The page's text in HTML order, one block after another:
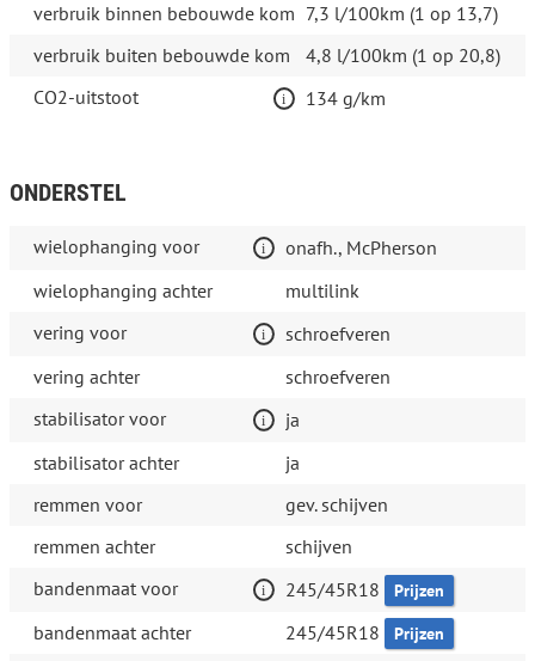
verbruik binnen bebouwde kom 7,3 l/100km (1 op 13,7)
verbruik buiten bebouwde kom
4,8 l/100km (1 op 20,8)
CO2-uitstoot
134 g/km
ONDERSTEL
wielophanging voor
onafh., McPherson
wielophanging achter
multilink
vering voor
schroefveren
vering achter
schroefveren
stabilisator voor
ja
stabilisator achter
ja
remmen voor
gev. schijven
remmen achter
schijven
bandenmaat voor
245/45R18 Prijzen
bandenmaat achter 245/45R18 Prijzen